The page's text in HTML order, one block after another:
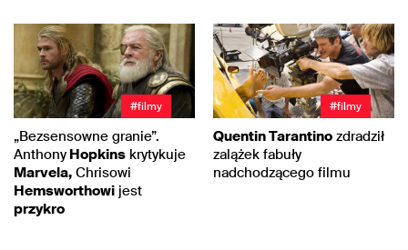
#filmy
„Bezsensowne granie”.
Anthony Hopkins krytykuje
Marvela, Chrisowi
Hemsworthowi jest
przykro
#filmy
Quentin Tarantino zdradził
zalążek fabuły
nadchodzącego filmu